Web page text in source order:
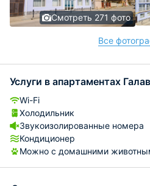
Смотреть 271 фото
Все
Услуги в апартаментах
Wi-Fi
Холодильник
Звукоизолированные номера
Кондиционер
Можно с домашними